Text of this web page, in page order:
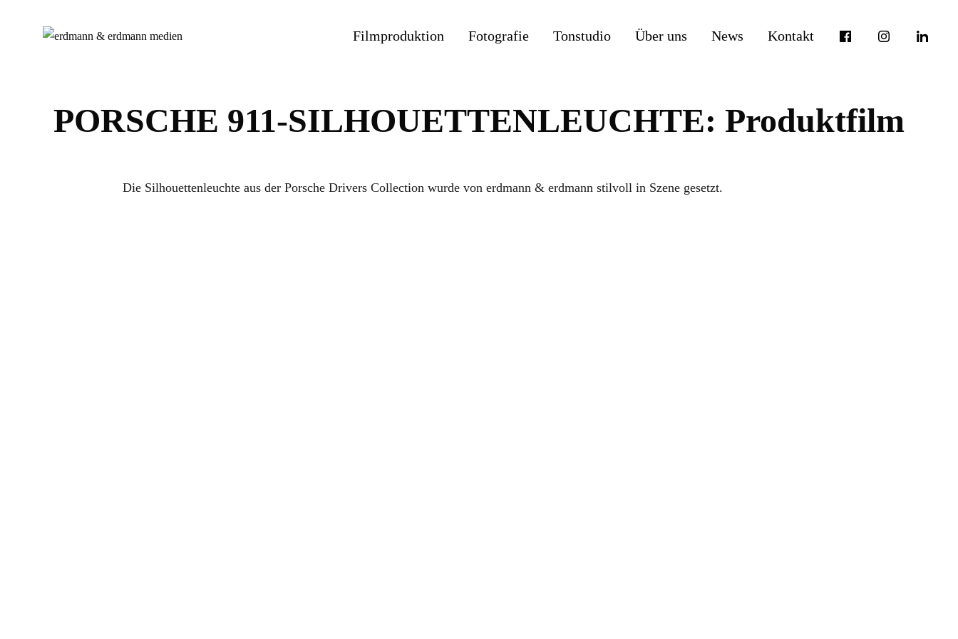
Filmproduktion Fotografie Tonstudio Über uns News Kontakt
PORSCHE 911-SILHOUETTENLEUCHTE: Produktfilm
Die Silhouettenleuchte aus der Porsche Drivers Collection wurde von erdmann & erdmann stilvoll in Szene gesetzt.